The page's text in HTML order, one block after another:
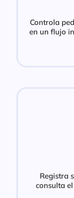
Controla
en un flujo
Registra
consulta